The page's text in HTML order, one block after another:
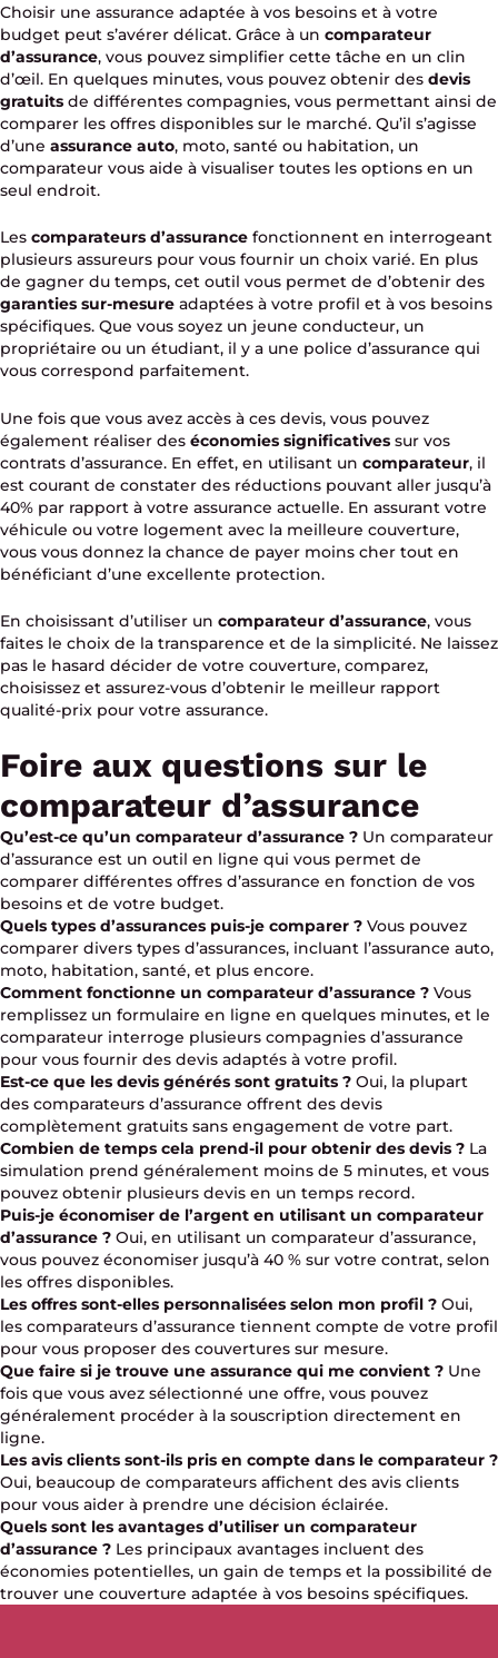
Choisir une assurance adaptée à vos besoins et à votre
budget peut s’avérer délicat. Grâce à un comparateur
d’assurance, vous pouvez simplifier cette tâche en un clin
d’œil. En quelques minutes, vous pouvez obtenir des devis
gratuits de différentes compagnies, vous permettant ainsi de
comparer les offres disponibles sur le marché. Qu’il s’agisse
d’une assurance auto, moto, santé ou habitation, un
comparateur vous aide à visualiser toutes les options en un
seul endroit.
Les comparateurs d’assurance fonctionnent en interrogeant
plusieurs assureurs pour vous fournir un choix varié. En plus
de gagner du temps, cet outil vous permet de d’obtenir des
garanties sur-mesure adaptées à votre profil et à vos besoins
spécifiques. Que vous soyez un jeune conducteur, un
propriétaire ou un étudiant, il y a une police d’assurance qui
vous correspond parfaitement.
Une fois que vous avez accès à ces devis, vous pouvez
également réaliser des économies significatives sur vos
contrats d’assurance. En effet, en utilisant un comparateur, il
est courant de constater des réductions pouvant aller jusqu’à
40% par rapport à votre assurance actuelle. En assurant votre
véhicule ou votre logement avec la meilleure couverture,
vous vous donnez la chance de payer moins cher tout en
bénéficiant d’une excellente protection.
En choisissant d’utiliser un comparateur d’assurance, vous
faites le choix de la transparence et de la simplicité. Ne laissez
pas le hasard décider de votre couverture, comparez,
choisissez et assurez-vous d’obtenir le meilleur rapport
qualité-prix pour votre assurance.
Foire aux questions sur le
comparateur d’assurance
Qu’est-ce qu’un comparateur d’assurance ? Un comparateur
d’assurance est un outil en ligne qui vous permet de
comparer différentes offres d’assurance en fonction de vos
besoins et de votre budget.
Quels types d’assurances puis-je comparer ? Vous pouvez
comparer divers types d’assurances, incluant l’assurance auto,
moto, habitation, santé, et plus encore.
Comment fonctionne un comparateur d’assurance ? Vous
remplissez un formulaire en ligne en quelques minutes, et le
comparateur interroge plusieurs compagnies d’assurance
pour vous fournir des devis adaptés à votre profil.
Est-ce que les devis générés sont gratuits ? Oui, la plupart
des comparateurs d’assurance offrent des devis
complètement gratuits sans engagement de votre part.
Combien de temps cela prend-il pour obtenir des devis ? La
simulation prend généralement moins de 5 minutes, et vous
pouvez obtenir plusieurs devis en un temps record.
Puis-je économiser de l’argent en utilisant un comparateur
d’assurance ? Oui, en utilisant un comparateur d’assurance,
vous pouvez économiser jusqu’à 40 % sur votre contrat, selon
les offres disponibles.
Les offres sont-elles personnalisées selon mon profil ? Oui,
les comparateurs d’assurance tiennent compte de votre profil
pour vous proposer des couvertures sur mesure.
Que faire si je trouve une assurance qui me convient ? Une
fois que vous avez sélectionné une offre, vous pouvez
généralement procéder à la souscription directement en
ligne.
Les avis clients sont-ils pris en compte dans le comparateur ?
Oui, beaucoup de comparateurs affichent des avis clients
pour vous aider à prendre une décision éclairée.
Quels sont les avantages d’utiliser un comparateur
d’assurance ? Les principaux avantages incluent des
économies potentielles, un gain de temps et la possibilité de
trouver une couverture adaptée à vos besoins spécifiques.